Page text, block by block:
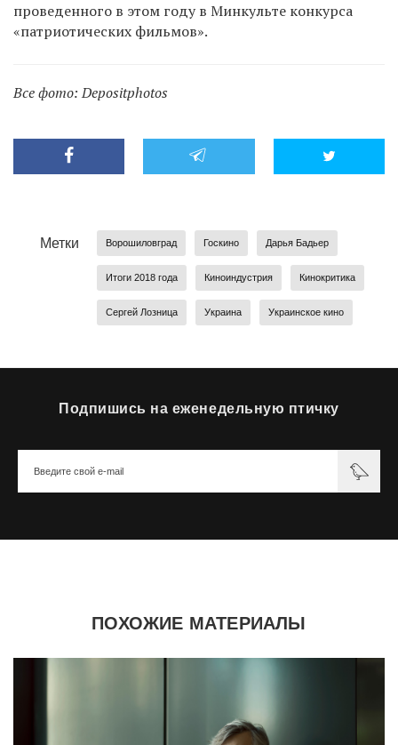
проведенного в этом году в Минкульте конкурса
«патриотических фильмов».
Все фото: Depositphotos
Метки Ворошиловград Госкино Дарья Бадьер
Итоги 2018 года Киноиндустрия Кинокритика
Сергей Лозница Украина Украинское кино
Подпишись на еженедельную птичку
ПОХОЖИЕ МАТЕРИАЛЫ